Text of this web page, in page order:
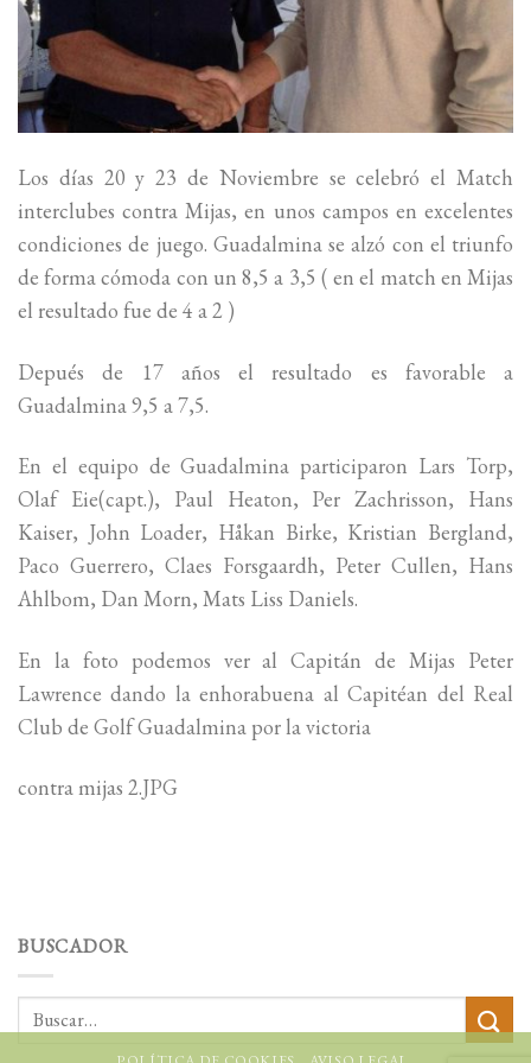
Los días 20 y 23 de Noviembre se celebró el Match
interclubes contra Mijas, en unos campos en excelentes
condiciones de juego. Guadalmina se alzó con el triunfo
de forma cómoda con un 8,5 a 3,5 ( en el match en Mijas
el resultado fue de 4 a 2 )
Depués de 17 años el resultado es favorable a
Guadalmina 9,5 a 7,5.
En el equipo de Guadalmina participaron Lars Torp,
Olaf Eie(capt.), Paul Heaton, Per Zachrisson, Hans
Kaiser, John Loader, Håkan Birke, Kristian Bergland,
Paco Guerrero, Claes Forsgaardh, Peter Cullen, Hans
Ahlbom, Dan Morn, Mats Liss Daniels.
En la foto podemos ver al Capitán de Mijas Peter
Lawrence dando la enhorabuena al Capitéan del Real
Club de Golf Guadalmina por la victoria
contra mijas 2.JPG
BUSCADOR